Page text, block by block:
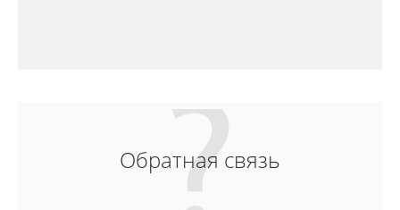
Обратная связь